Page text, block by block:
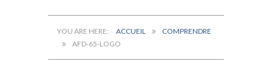
ACCUEIL
COMPRENDRE
AFD-65-LOGO